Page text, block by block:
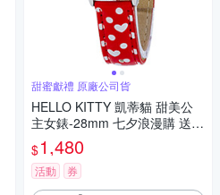
甜蜜獻禮 原廠公司貨
HELLO KITTY 凱蒂貓 甜美公
主女錶-28mm 七夕浪漫購 送禮
首選
$1,480
活動 券